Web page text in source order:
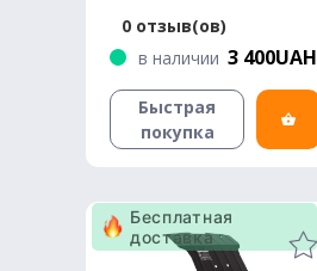
Standard
0 отзыв(ов)
в наличии 3 400UAH
Быстрая
покупка
Бесплатная
доставка